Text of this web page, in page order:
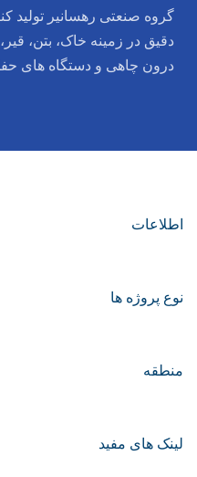
گروه صنعتی رهسانیر تولید
دقیق در زمینه خاک، بتن،
درون چاهی و دستگاه های
اطلاعات
نوع پروژه ها
منطقه
لینک های مفید